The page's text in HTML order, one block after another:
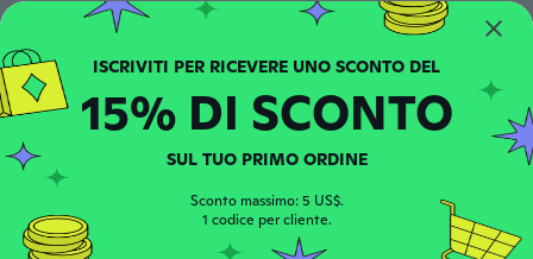
circa 5 anni fa
A Iscrizione dal 2019 · 34 recensioni · 15 caricamenti
circa 5 anni fa
F Iscrizione dal 2016 · 30 recensioni
15% DI SCONTO
SUL TUO PRIMO ORDINE
Sconto massimo: 5 US$.
1 codice per cliente.